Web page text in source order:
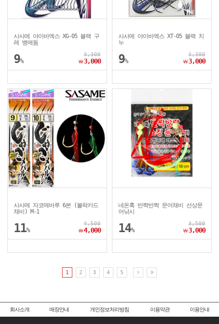
사사메 야이바엑스 XG-05 블랙 구
레 뱅에돔
9%
3,300
￦3,000
사사메 야이바엑스 XT-05 블랙 치
누
9%
3,300
￦3,000
사사메 자코메바루 6본 (볼락카드
채비) M-1
11%
4,500
￦4,000
네온훅 반짝반짝 문어채비 선상문
어낚시
14%
3,500
￦3,000
1 2 3 4 5
회사소개 매장안내 개인정보처리방침 이용약관 이용안내